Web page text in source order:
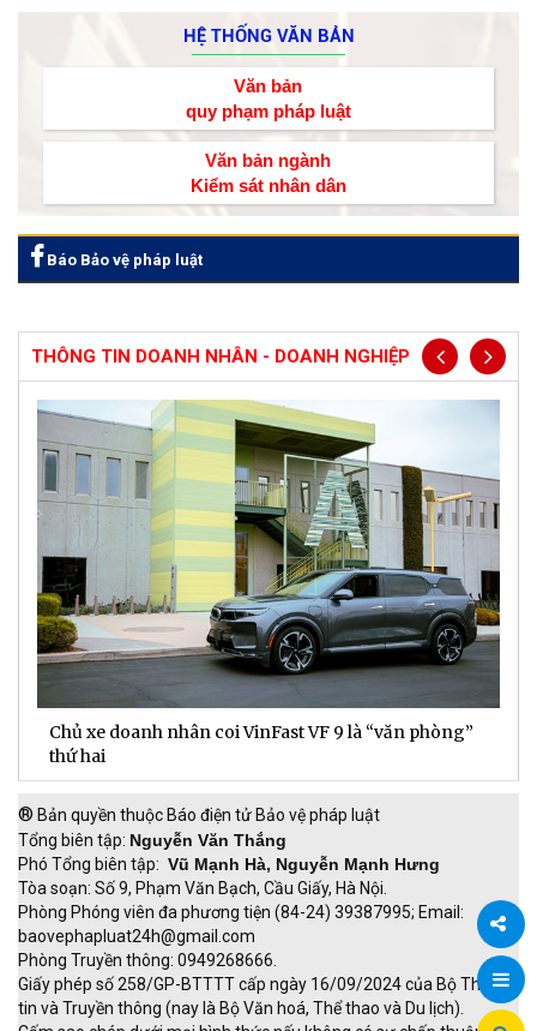
Chia
HỆ THỐNG VĂN BẢN
Văn bản
quy phạm pháp luật
Văn bản ngành
Kiểm sát nhân dân
Báo Bảo vệ pháp luật
THÔNG TIN DOANH NHÂN - DOANH NGHIỆP
Chủ xe doanh nhân coi VinFast VF 9 là “văn phòng”
thứ hai
® Bản quyền thuộc Báo điện tử Bảo vệ pháp luật
Tổng biên tập: Nguyễn Văn Thắng
Phó Tổng biên tập: Vũ Mạnh Hà, Nguyễn Mạnh Hưng
Tòa soạn: Số 9, Phạm Văn Bạch, Cầu Giấy, Hà Nội.
Phòng Phóng viên đa phương tiện (84-24) 39387995; Email:
baovephapluat24h@gmail.com
Phòng Truyền thông: 0949268666.
Giấy phép số 258/GP-BTTTT cấp ngày 16/09/2024 của Bộ Thông
tin và Truyền thông (nay là Bộ Văn hoá, Thể thao và Du lịch).